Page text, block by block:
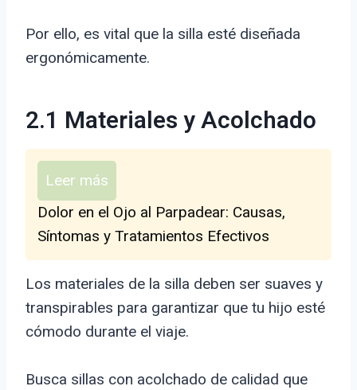
Por ello, es vital que la silla esté diseñada
ergonómicamente.
2.1 Materiales y Acolchado
Leer más
Dolor en el Ojo al Parpadear: Causas,
Síntomas y Tratamientos Efectivos
Los materiales de la silla deben ser suaves y
transpirables para garantizar que tu hijo esté
cómodo durante el viaje.
Busca sillas con acolchado de calidad que